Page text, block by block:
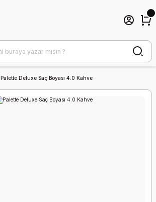
Palette Deluxe Saç Boyası 4.0 Kahve